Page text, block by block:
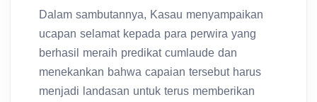
Dalam sambutannya, Kasau menyampaikan
ucapan selamat kepada para perwira yang
berhasil meraih predikat cumlaude dan
menekankan bahwa capaian tersebut harus
menjadi landasan untuk terus memberikan